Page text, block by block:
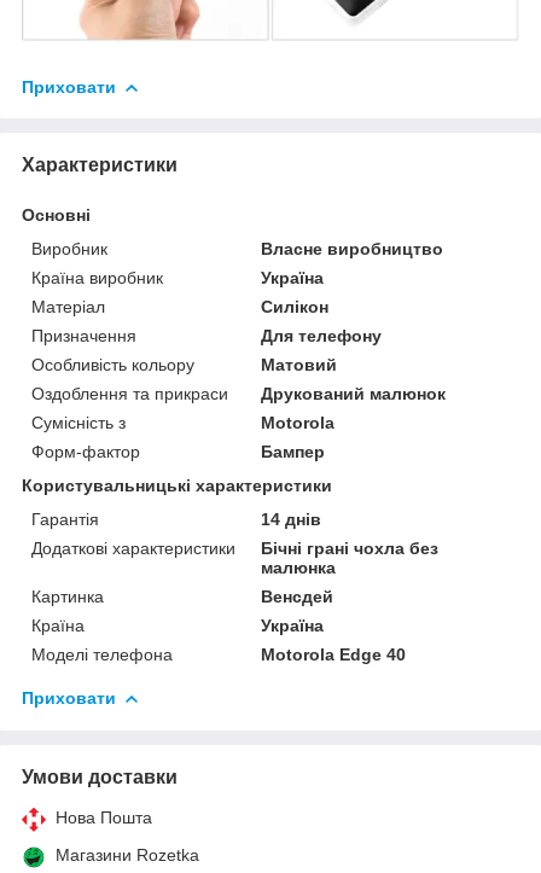
Приховати
Характеристики
Основні
Виробник
Власне виробництво
Країна виробник
Україна
Матеріал
Силікон
Призначення
Для телефону
Особливість кольору
Матовий
Оздоблення та прикраси
Друкований малюнок
Сумісність з
Motorola
Форм-фактор
Бампер
Користувальницькі характеристики
Гарантія
14 днів
Додаткові характеристики
Бічні грані чохла без
малюнка
Картинка
Венсдей
Країна
Україна
Моделі телефона
Motorola Edge 40
Приховати
Умови доставки
Нова Пошта
Магазини Rozetka